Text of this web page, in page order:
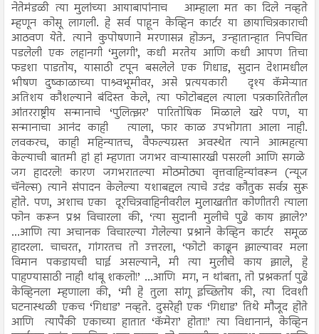
नेतेमंडळी त्या मुलांच्या आयाबापांनाच आम्हाला मत का दिले नव्हते
म्हणून कोसू लागली. हे सर्व पाहून केव्हिन कार्टर या छायाचित्रकाराची
आठवण येते. त्याने कुपोषणाने मरणासन्न होऊन, उन्हातान्हात निपचित
पडलेली एक लहानगी ‘मुलगी’, कधी मरतेय आणि कधी आपण तिचा
फडशा पाडतोय, यासाठी टपून बसलेले एक गिधाड, सुदान देशामधील
भीषण दुष्काळाच्या पाश्र्वभूमीवर, असे प्रत्ययकारी दृश्य कॅमेऱ्यात
अतिशय कौशल्याने बंदिस्त केले, त्या फोटोबद्दल त्याला पत्रकारितेतील
आंतरराष्ट्रीय सन्मानाचे ‘पुलित्झर’ पारितोषिक मिळाले खरे पण, या
सन्मानाचा आनंद काही त्याला, फार काळ उपभोगता आला नाही.
लवकरच, काही महिन्यातच, वैफल्यग्रस्त अवस्थेत त्याने आत्महत्या
केल्याची बातमी हां हां म्हणता जगभर वाऱ्यासारखी पसरली आणि सगळे
जग हादरले! कारण जगभरातल्या मोठमोठ्या वृत्तवाहिन्यांवरून (न्यूज
चॅनेल्स) त्याने संपादन केलेल्या यशाबद्दल त्याचे उदंड कौतुक सर्वत्र सुरू
होते. पण, अशाच एका दूरचित्रवाहिनीवरील मुलाखतीत कोणीतरी त्याला
फोन करून प्रश्न विचारला की, ‘त्या सुदानी मुलीचे पुढे काय झाले?’
...आणि त्या अचानक विचारल्या गेलेल्या प्रश्नाने केव्हिन कार्टर समूळ
हादरला. चाचरत, गांगरतच तो उत्तरला, ‘फोटो काढून झाल्यावर मला
विमान पकडायची घाई असल्याने, मी त्या मुलीचे काय झाले, हे
पाहण्यासाठी नाही थांबू शकलो!’ ...आणि मग, न थांबता, तो प्रश्नकर्ता पुढे
केव्हिनला म्हणाला की, ‘मी हे तुला सांगू इच्छितोय की, त्या दिवशी
घटनास्थळी एकच ‘गिधाड’ नव्हते. दुसरेही एक ‘गिधाड’ तिथे मौजूद होते
आणि त्यापैकी एकाच्या हातात ‘कॅमेरा’ होता!’ त्या विधानानं, केव्हिन